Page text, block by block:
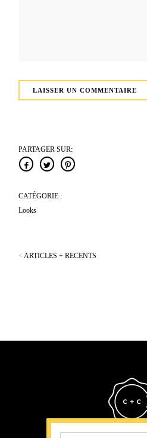
PARTAGER SUR:
CATÉGORIE :
Looks
< ARTICLES + RECENTS